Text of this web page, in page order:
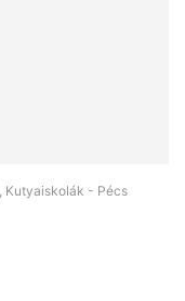
Kutyaiskolák - Pécs